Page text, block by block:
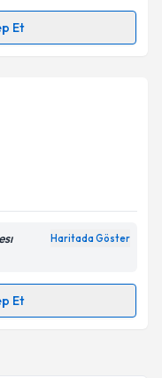
Et
takvimi talebi
almanız için bir
bilgilendireceğiz.
ilişkin
ediyorum.
Haritada Göster
Et